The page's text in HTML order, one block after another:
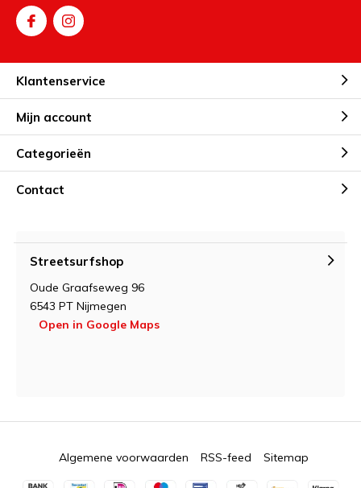
specificaties die je zou verwachten van hoogwaardige
stuntsteppen, dit alles tegen een betaalbare prijs.
Ongeacht je rijstijl, vaardigheidsniveau of discipline, Crisp
heeft een stuntstep voor jou
Klantenservice
Mijn account
Categorieën
Contact
Streetsurfshop
Oude Graafseweg 96
6543 PT Nijmegen
Open in Google Maps
Algemene voorwaarden RSS-feed Sitemap